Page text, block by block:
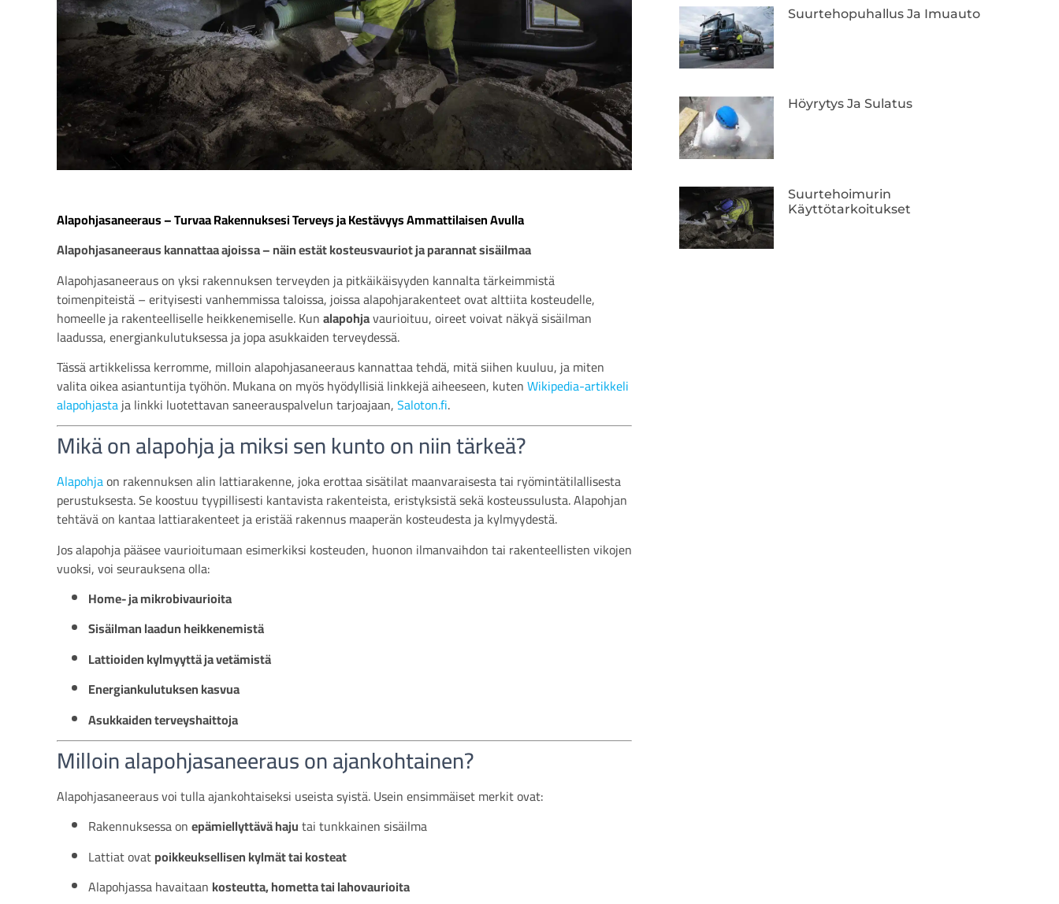
Alapohjasaneeraus – Turvaa Rakennuksesi Terveys ja Kestävyys Ammattilaisen Avulla
Alapohjasaneeraus kannattaa ajoissa – näin estät kosteusvauriot ja parannat sisäilmaa
Alapohjasaneeraus on yksi rakennuksen terveyden ja pitkäikäisyyden kannalta tärkeimmistä
toimenpiteistä – erityisesti vanhemmissa taloissa, joissa alapohjarakenteet ovat alttiita kosteudelle,
homeelle ja rakenteelliselle heikkenemiselle. Kunalapohjavaurioituu, oireet voivat näkyä sisäilman
laadussa, energiankulutuksessa ja jopa asukkaiden terveydessä.
Tässä artikkelissa kerromme, milloin alapohjasaneeraus kannattaa tehdä, mitä siihen kuuluu, ja miten
valita oikea asiantuntija työhön. Mukana on myös hyödyllisiä linkkejä aiheeseen, kutenWikipedia-artikkeli
alapohjastaja linkki luotettavan saneerauspalvelun tarjoajaan,Saloton.fi.
Mikä on alapohja ja miksi sen kunto on niin tärkeä?
Alapohjaon rakennuksen alin lattiarakenne, joka erottaa sisätilat maanvaraisesta tai ryömintätilallisesta
perustuksesta. Se koostuu tyypillisesti kantavista rakenteista, eristyksistä sekä kosteussulusta. Alapohjan
tehtävä on kantaa lattiarakenteet ja eristää rakennus maaperän kosteudesta ja kylmyydestä.
Jos alapohja pääsee vaurioitumaan esimerkiksi kosteuden, huonon ilmanvaihdon tai rakenteellisten vikojen
vuoksi, voi seurauksena olla:
Home- ja mikrobivaurioita
Sisäilman laadun heikkenemistä
Lattioiden kylmyyttä ja vetämistä
Energiankulutuksen kasvua
Asukkaiden terveyshaittoja
Milloin alapohjasaneeraus on ajankohtainen?
Alapohjasaneeraus voi tulla ajankohtaiseksi useista syistä. Usein ensimmäiset merkit ovat:
Rakennuksessa onepämiellyttävä hajutai tunkkainen sisäilma
Lattiat ovatpoikkeuksellisen kylmät tai kosteat
Alapohjassa havaitaan kosteutta, hometta tai lahovaurioita
Suurtehopuhallus Ja Imuauto
Höyrytys Ja Sulatus
Suurtehoimurin
Käyttötarkoitukset